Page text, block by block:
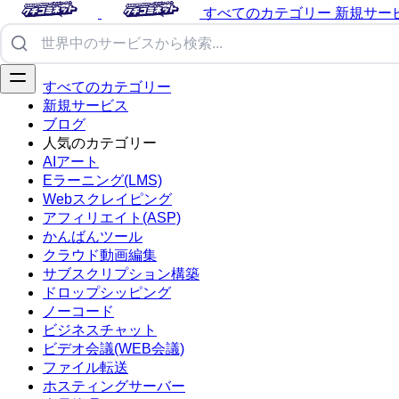
すべてのカテゴリー 新規サー
すべてのカテゴリー
新規サービス
ブログ
人気のカテゴリー
AIアート
Eラーニング(LMS)
Webスクレイピング
アフィリエイト(ASP)
かんばんツール
クラウド動画編集
サブスクリプション構築
ドロップシッピング
ノーコード
ビジネスチャット
ビデオ会議(WEB会議)
ファイル転送
ホスティングサーバー